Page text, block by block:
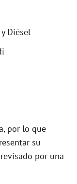
Diésel
por lo que
su
por una